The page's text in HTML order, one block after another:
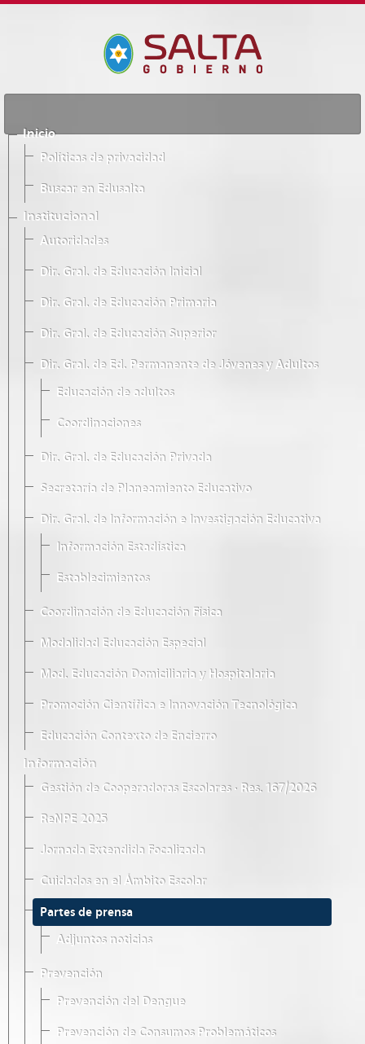
Inicio
Políticas de privacidad
Buscar en Edusalta
Institucional
Autoridades
Dir. Gral. de Educación Inicial
Dir. Gral. de Educación Primaria
Dir. Gral. de Educación Superior
Dir. Gral. de Ed. Permanente de Jóvenes y Adultos
Educación de adultos
Coordinaciones
Dir. Gral. de Educación Privada
Secretaría de Planeamiento Educativo
Dir. Gral. de Información e Investigación Educativa
Información Estadística
Establecimientos
Coordinación de Educación Física
Modalidad Educación Especial
Mod. Educación Domiciliaria y Hospitalaria
Promoción Científica e Innovación Tecnológica
Educación Contexto de Encierro
Información
Gestión de Cooperadoras Escolares · Res. 167/2026
ReNPE 2025
Jornada Extendida Focalizada
Cuidados en el Ámbito Escolar
Partes de prensa
Adjuntos noticias
Prevención
Prevención del Dengue
Prevención de Consumos Problemáticos